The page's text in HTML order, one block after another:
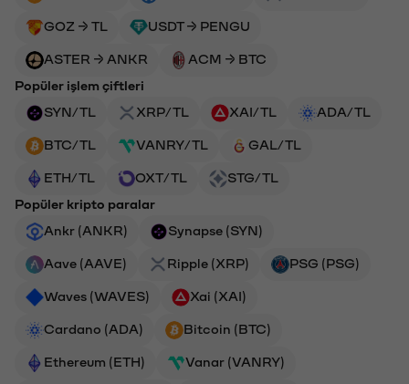
GOZ → TL USDT → PENGU
ASTER → ANKR
ACM → BTC
Popüler işlem çiftleri
SYN/TL
XRP/TL XAI/TL ADA/TL
BTC/TL VANRY/TL GAL/TL
ETH/TL OXT/TL
STG/TL
Popüler kripto paralar
Ankr (ANKR)
Synapse (SYN)
Aave (AAVE) Ripple (XRP) PSG (PSG)
Waves (WAVES) Xai (XAI)
Cardano (ADA) Bitcoin (BTC)
Ethereum (ETH) Vanar (VANRY)